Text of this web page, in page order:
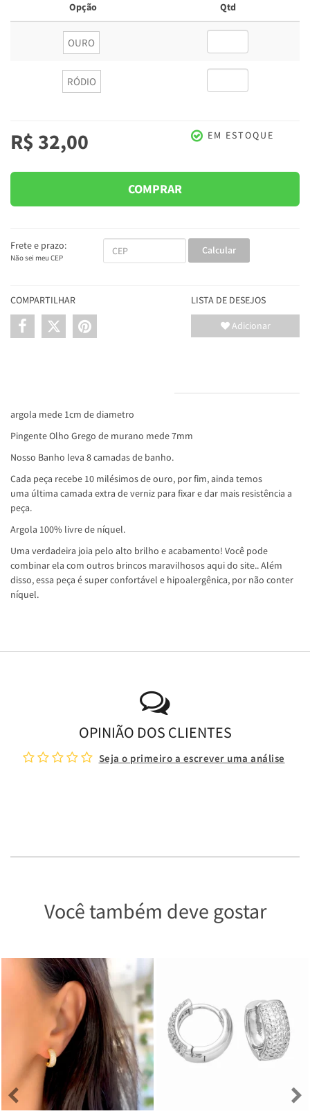
Opção Qtd
OURO
RÓDIO
R$ 32,00 EM ESTOQUE
COMPRAR
Frete e prazo:
Não sei meu CEP
Calcular
COMPARTILHAR LISTA DE DESEJOS
Adicionar
argola mede 1cm de diametro
Pingente Olho Grego de murano mede 7mm
Nosso Banho leva 8 camadas de banho.
Cada peça recebe 10 milésimos de ouro, por fim, ainda temos
uma última camada extra de verniz para fixar e dar mais resistência a
peça.
Argola 100% livre de níquel.
Uma verdadeira joia pelo alto brilho e acabamento! Você pode
combinar ela com outros brincos maravilhosos aqui do site.. Além
disso, essa peça é super confortável e hipoalergênica, por não conter
níquel.
OPINIÃO DOS CLIENTES
Seja o primeiro a escrever uma análise
Você também deve gostar